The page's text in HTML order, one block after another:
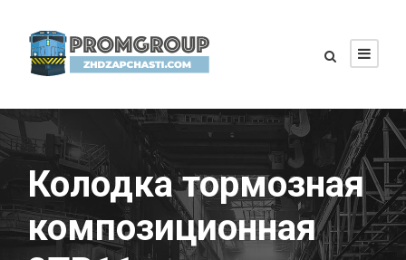
Колодка тормозная
композиционная